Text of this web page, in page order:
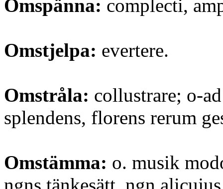
Omspänna: complecti,
Omstjelpa: evertere.
Omstråla: collustrare; o-
splendens, florens rerum
Omstämma: o. musik